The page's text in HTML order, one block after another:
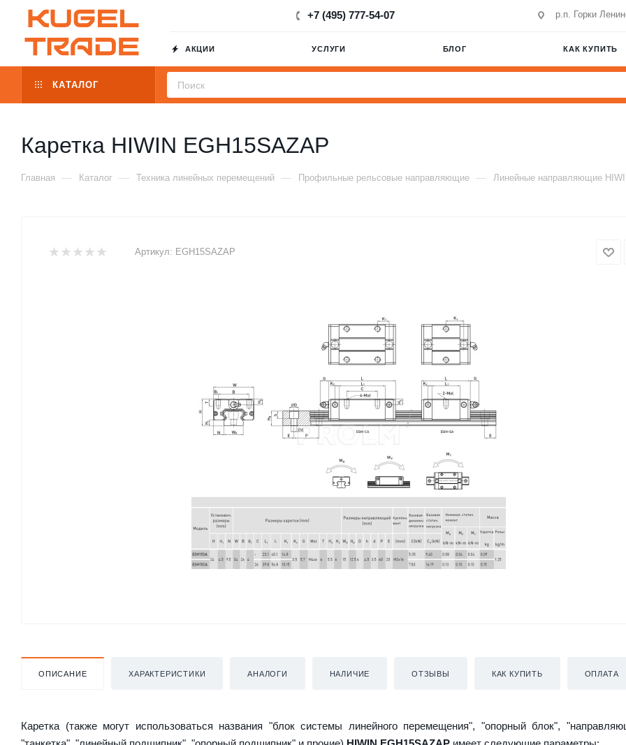
+7 (495) 777-54-07 р.п. Горки
АКЦИИ УСЛУГИ БЛОГ КАК КУПИТЬ
КАТАЛОГ
Каретка HIWIN EGH15SAZAP
Главная — Каталог — Техника линейных перемещений — Профильные рельсовые направляющие — Линейные направляющие
Артикул: EGH15SAZAP
ОПИСАНИЕ ХАРАКТЕРИСТИКИ АНАЛОГИ НАЛИЧИЕ ОТЗЫВЫ КАК КУПИТЬ ОПЛАТА
Каретка (также могут использоваться названия "блок системы линейного перемещения", "опорный блок",